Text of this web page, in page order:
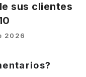
sus clientes
2026